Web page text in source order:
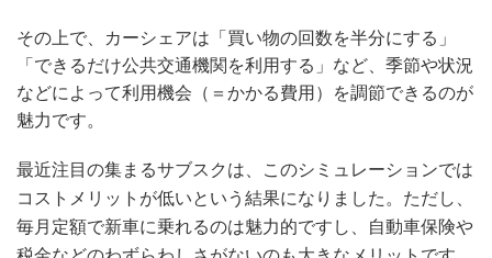
その上で、カーシェアは「買い物の回数を半分にする」
「できるだけ公共交通機関を利用する」など、季節や状況
などによって利用機会（＝かかる費用）を調節できるのが
魅力です。
最近注目の集まるサブスクは、このシミュレーションでは
コストメリットが低いという結果になりました。ただし、
毎月定額で新車に乗れるのは魅力的ですし、自動車保険や